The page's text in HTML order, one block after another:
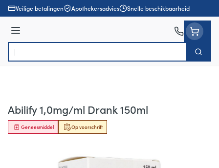
Ga naar de inhoud
Veilige betalingen Apothekersadvies Snelle beschikbaarheid
Menu
Product, merk, categorie...
Zoek
Abilify 1,0mg/ml Drank 150ml
Op voorschrift
Geneesmiddel